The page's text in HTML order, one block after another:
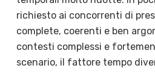
richiesto ai concorrenti di
complete, coerenti e ben
contesti complessi e
scenario, il fattore tempo